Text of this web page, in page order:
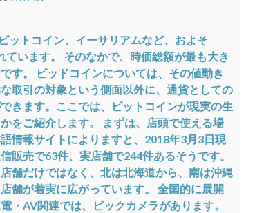
ットコイン、イーサリアムなど、およそ
います。 そのなかで、時価総額が最も大き
す。 ビッドコインについては、その値動き
取引の対象という側面以外に、通貨としての
きます。ここでは、ビットコインが現実の生
をご紹介します。 まずは、店頭で使える場
情報サイトによりますと、2018年3月3日現
販売で63件、実店舗で244件あるそうです。
舗だけではなく、北は北海道から、南は沖縄
舗が着実に広がっています。 全国的に展開
・AV関連では、ビックカメラがあります。